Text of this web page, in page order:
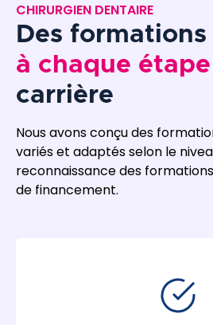
CHIRURGIEN DENTAIRE
Des formations
à chaque étape
carrière
Nous avons conçu des
variés et adaptés selon le
reconnaissance des
de financement.